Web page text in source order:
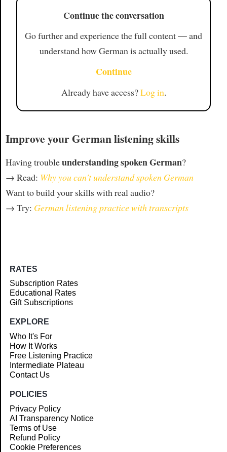
Continue the conversation
Go further and experience the full content — and
understand how German is actually used.
Continue
Already have access?Log in.
Improve your German listening skills
Having troubleunderstanding spoken German?
→ Read: Why you can't understand spoken German
Want to build your skills with real audio?
→ Try: German listening practice with transcripts
RATES
Subscription Rates
Educational Rates
Gift Subscriptions
EXPLORE
Who It's For
How It Works
Free Listening Practice
Intermediate Plateau
Contact Us
POLICIES
Privacy Policy
AI Transparency Notice
Terms of Use
Refund Policy
Cookie Preferences